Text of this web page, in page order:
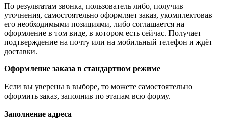
По результатам звонка, пользователь либо, получив
уточнения, самостоятельно оформляет заказ, укомплектовав
его необходимыми позициями, либо соглашается на
оформление в том виде, в котором есть сейчас. Получает
подтверждение на почту или на мобильный телефон и ждёт
доставки.
Оформление заказа в стандартном режиме
Если вы уверены в выборе, то можете самостоятельно
оформить заказ, заполнив по этапам всю форму.
Заполнение адреса